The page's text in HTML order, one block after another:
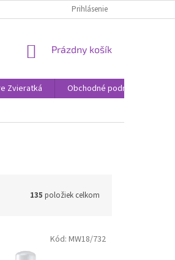
Prihlásenie
NÁKUPNÝ
Prázdny košík
Zvieratká Obchodné podmienky
135 položiek celkom
Kód: MW18/732